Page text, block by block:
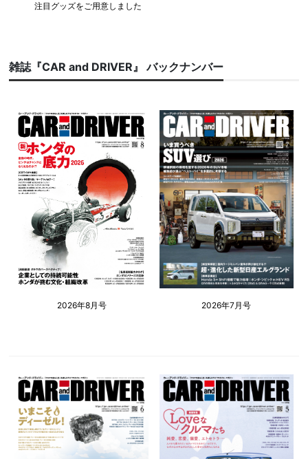
注目グッズをご用意しました
雑誌『CAR and DRIVER』 バックナンバー
2026年8月号 2026年7月号